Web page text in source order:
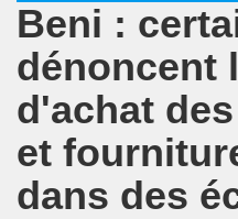
Beni :
dénoncent
d'achat
et
dans des